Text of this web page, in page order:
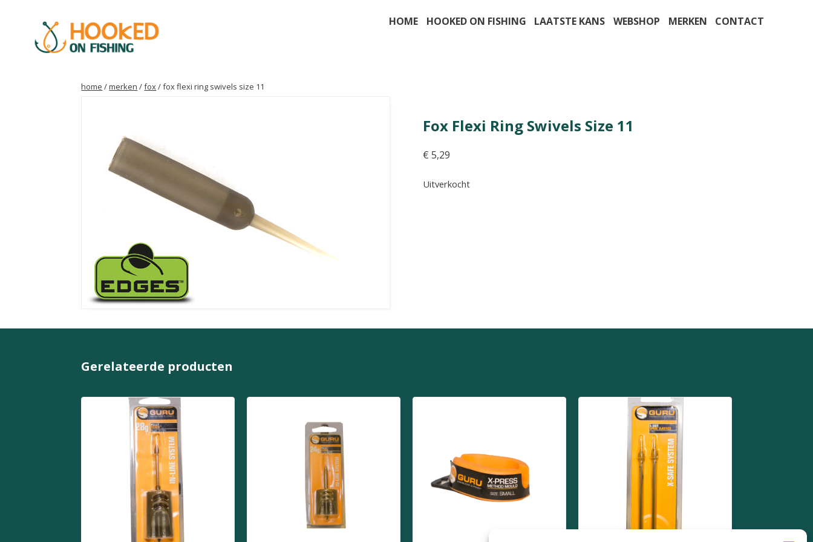
HOME HOOKED ON FISHING LAATSTE KANS WEBSHOP MERKEN CONTACT
home /merken /fox/ fox flexi ring swivels size 11
Fox Flexi Ring Swivels Size 11
€ 5,29
Uitverkocht
Gerelateerde producten